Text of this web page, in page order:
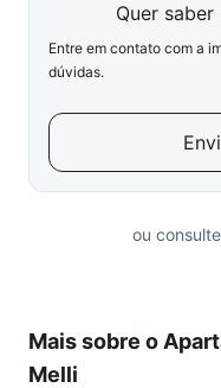
Quer
Entre em contato com a
dúvidas.
ou
Mais sobre o
Melli